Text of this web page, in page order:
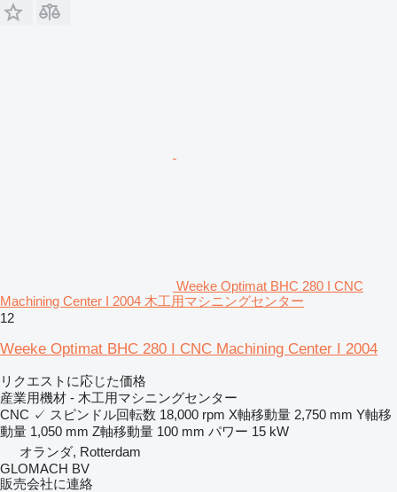
Weeke Optimat BHC 280 I CNC
Machining Center I 2004 木工用マシニングセンター
12
Weeke Optimat BHC 280 I CNC Machining Center I 2004
リクエストに応じた価格
産業用機材 - 木工用マシニングセンター
CNC ✓ スピンドル回転数 18,000 rpm X軸移動量 2,750 mm Y軸移
動量 1,050 mm Z軸移動量 100 mm パワー 15 kW
オランダ, Rotterdam
GLOMACH BV
販売会社に連絡